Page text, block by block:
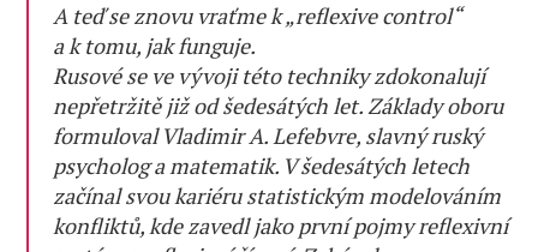
A teď se znovu vraťme k „reflexive control“
a k tomu, jak funguje.
Rusové se ve vývoji této techniky zdokonalují
nepřetržitě již od šedesátých let. Základy oboru
formuloval Vladimir A. Lefebvre, slavný ruský
psycholog a matematik. V šedesátých letech
začínal svou kariéru statistickým modelováním
konfliktů, kde zavedl jako první pojmy reflexivní